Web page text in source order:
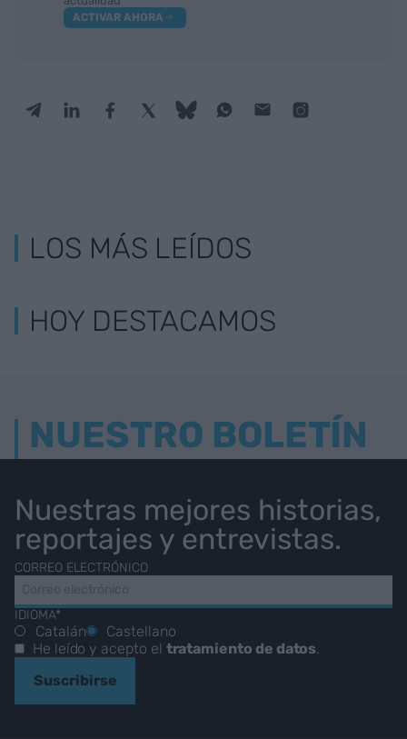
ACTIVAR AHORA
LOS MÁS LEÍDOS
HOY DESTACAMOS
NUESTRO BOLETÍN
Nuestras mejores historias,
reportajes y entrevistas.
CORREO ELECTRÓNICO
IDIOMA*
Catalán
Castellano
He leído y acepto el tratamiento de datos
Suscribirse